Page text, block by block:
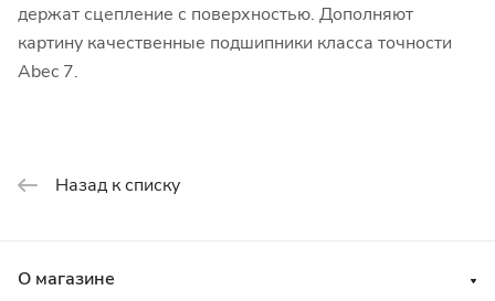
держат сцепление с поверхностью. Дополняют
картину качественные подшипники класса точности
Abec 7.
Назад к списку
О магазине